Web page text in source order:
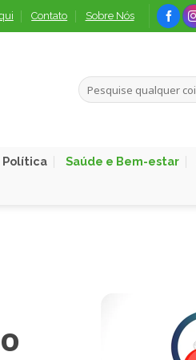
Contato Sobre Nós
Política Saúde e Bem-estar